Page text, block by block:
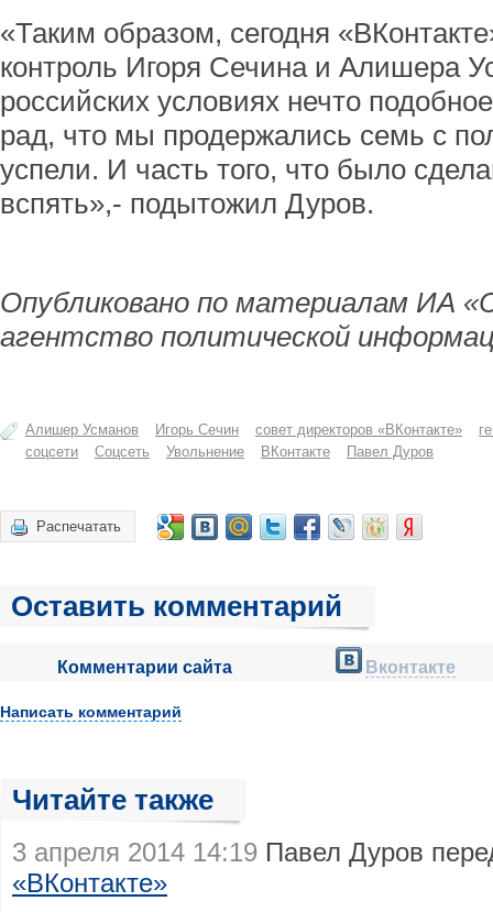
«Таким образом, сегодня
контроль Игоря Сечина и Алишера
российских условиях нечто
рад, что мы продержались семь с
успели. И часть того, что было
вспять»,- подытожил Дуров.
Опубликовано по материалам ИА
агентство политической
Алишер Усманов Игорь Сечин совет директоров «ВКонтакте»
соцсети
Соцсеть Увольнение ВКонтакте Павел Дуров
Распечатать
Оставить комментарий
Комментарии сайта Вконтакте
Написать комментарий
Читайте также
3 апреля 2014 14:19 Павел Дуров
«ВКонтакте»